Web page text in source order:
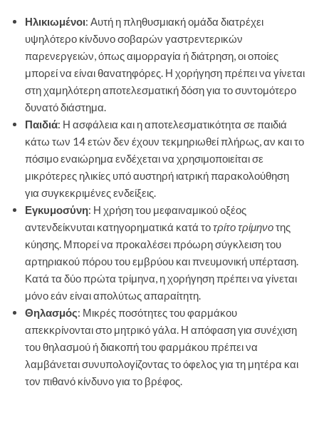
Ηλικιωμένοι: Αυτή η πληθυσμιακή ομάδα διατρέχει
υψηλότερο κίνδυνο σοβαρών γαστρεντερικών
παρενεργειών, όπως αιμορραγία ή διάτρηση, οι οποίες
μπορεί να είναι θανατηφόρες. Η χορήγηση πρέπει να γίνεται
στη χαμηλότερη αποτελεσματική δόση για το συντομότερο
δυνατό διάστημα.
Παιδιά: Η ασφάλεια και η αποτελεσματικότητα σε παιδιά
κάτω των 14 ετών δεν έχουν τεκμηριωθεί πλήρως, αν και το
πόσιμο εναιώρημα ενδέχεται να χρησιμοποιείται σε
μικρότερες ηλικίες υπό αυστηρή ιατρική παρακολούθηση
για συγκεκριμένες ενδείξεις.
Εγκυμοσύνη: Η χρήση του μεφαιναμικού οξέος
αντενδείκνυται κατηγορηματικά κατά τοτρίτο τρίμηνοτης
κύησης. Μπορεί να προκαλέσει πρόωρη σύγκλειση του
αρτηριακού πόρου του εμβρύου και πνευμονική υπέρταση.
Κατά τα δύο πρώτα τρίμηνα, η χορήγηση πρέπει να γίνεται
μόνο εάν είναι απολύτως απαραίτητη.
Θηλασμός: Μικρές ποσότητες του φαρμάκου
απεκκρίνονται στο μητρικό γάλα. Η απόφαση για συνέχιση
του θηλασμού ή διακοπή του φαρμάκου πρέπει να
λαμβάνεται συνυπολογίζοντας το όφελος για τη μητέρα και
τον πιθανό κίνδυνο για το βρέφος.